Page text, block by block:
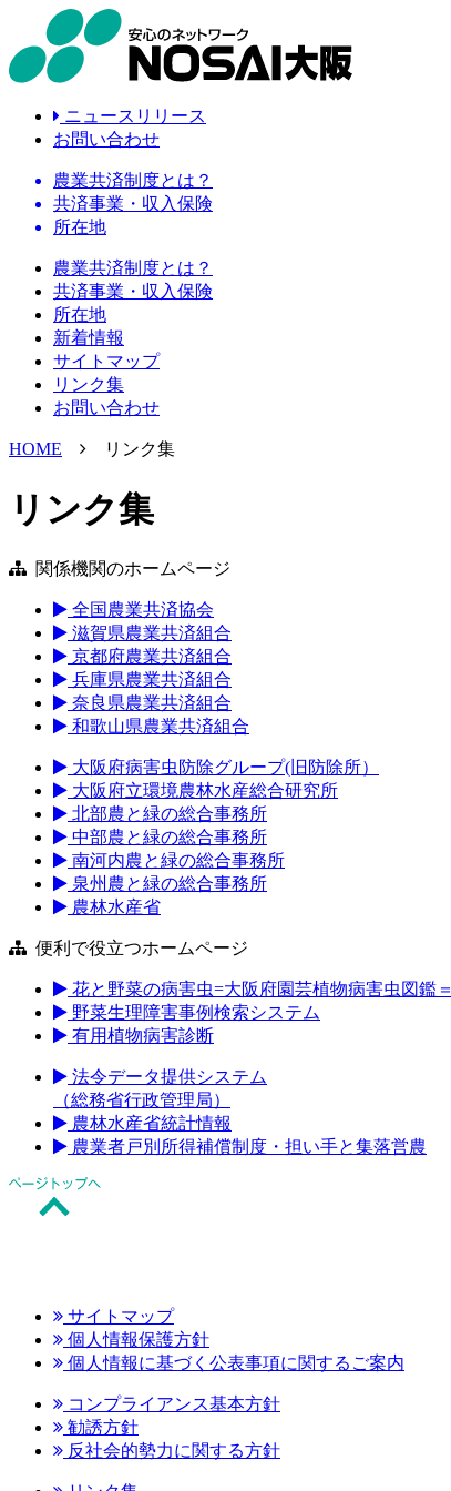
ニュースリリース
お問い合わせ
農業共済制度とは？
共済事業・収入保険
所在地
農業共済制度とは？
共済事業・収入保険
所在地
新着情報
サイトマップ
リンク集
お問い合わせ
HOME リンク集
リンク集
関係機関のホームページ
全国農業共済協会
滋賀県農業共済組合
京都府農業共済組合
兵庫県農業共済組合
奈良県農業共済組合
和歌山県農業共済組合
大阪府病害虫防除グループ(旧防除所）
大阪府立環境農林水産総合研究所
北部農と緑の総合事務所
中部農と緑の総合事務所
南河内農と緑の総合事務所
泉州農と緑の総合事務所
農林水産省
便利で役立つホームページ
花と野菜の病害虫=大阪府園芸植物病害虫図鑑＝
野菜生理障害事例検索システム
有用植物病害診断
法令データ提供システム
（総務省行政管理局）
農林水産省統計情報
農業者戸別所得補償制度・担い手と集落営農
サイトマップ
個人情報保護方針
個人情報に基づく公表事項に関するご案内
コンプライアンス基本方針
勧誘方針
反社会的勢力に関する方針